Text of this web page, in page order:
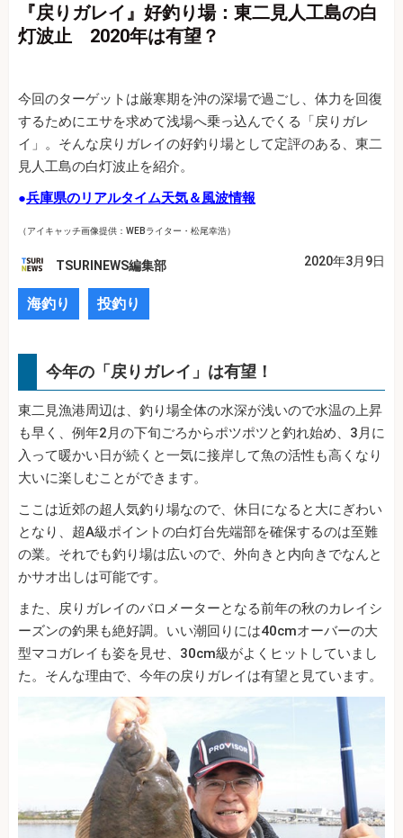
『戻りガレイ』好釣り場：東二見人工島の白
灯波止 2020年は有望？
今回のターゲットは厳寒期を沖の深場で過ごし、体力を回復
するためにエサを求めて浅場へ乗っ込んでくる「戻りガレ
イ」。そんな戻りガレイの好釣り場として定評のある、東二
見人工島の白灯波止を紹介。
●兵庫県のリアルタイム天気＆風波情報
（アイキャッチ画像提供：WEBライター・松尾幸浩）
TSURINEWS編集部 2020年3月9日
海釣り 投釣り
今年の「戻りガレイ」は有望！
東二見漁港周辺は、釣り場全体の水深が浅いので水温の上昇
も早く、例年2月の下旬ごろからポツポツと釣れ始め、3月に
入って暖かい日が続くと一気に接岸して魚の活性も高くなり
大いに楽しむことができます。
ここは近郊の超人気釣り場なので、休日になると大にぎわい
となり、超A級ポイントの白灯台先端部を確保するのは至難
の業。それでも釣り場は広いので、外向きと内向きでなんと
かサオ出しは可能です。
また、戻りガレイのバロメーターとなる前年の秋のカレイシ
ーズンの釣果も絶好調。いい潮回りには40cmオーバーの大
型マコガレイも姿を見せ、30cm級がよくヒットしていまし
た。そんな理由で、今年の戻りガレイは有望と見ています。